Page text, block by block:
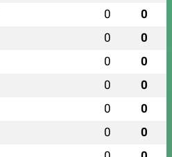
0 0
0 0
0 0
0 0
0 0
0 0